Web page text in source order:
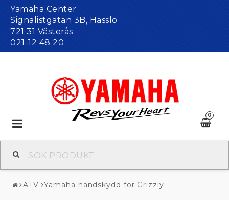
Yamaha Center
Signalistgatan 3B, Hässlö
721 31 Västerås
021-12 48 20
0
Toggle
navigation
ATV Yamaha handskydd för Grizzly